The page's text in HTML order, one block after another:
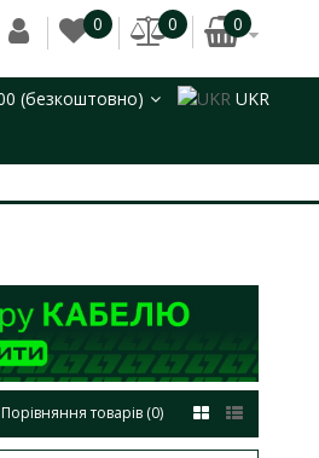
0 0 0
(безкоштовно) UKR
Порівняння товарів (0)